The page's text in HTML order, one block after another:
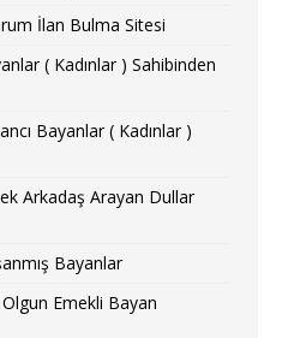
İlan Bulma Sitesi
( Kadınlar ) Sahibinden
Bayanlar ( Kadınlar )
Arkadaş Arayan Dullar
Bayanlar
Emekli Bayan